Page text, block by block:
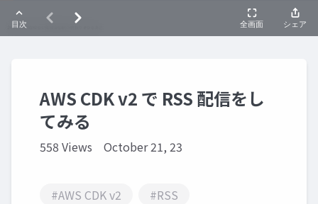
AWS CDK v2 で RSS 配信をし
てみる
558 Views October 21, 23
#AWS CDK v2
#RSS